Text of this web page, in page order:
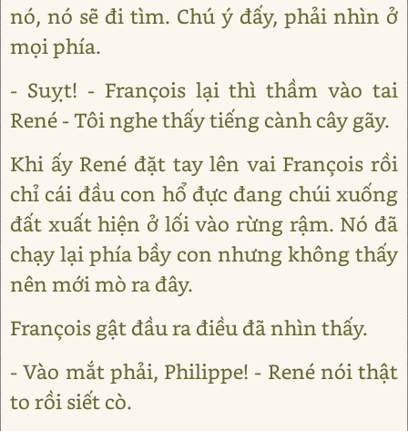
nó, nó sẽ đi tìm. Chú ý đấy, phải nhìn ở
mọi phía.
- Suỵt! - François lại thì thầm vào tai
René - Tôi nghe thấy tiếng cành cây gãy.
Khi ấy René đặt tay lên vai François rồi
chỉ cái đầu con hổ đực đang chúi xuống
đất xuất hiện ở lối vào rừng rậm. Nó đã
chạy lại phía bầy con nhưng không thấy
nên mới mò ra đây.
François gật đầu ra điều đã nhìn thấy.
- Vào mắt phải, Philippe! - René nói thật
to rồi siết cò.